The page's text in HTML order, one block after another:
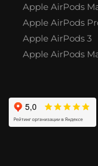
Apple AirPods
Apple AirPods
Apple AirPods 3
Apple AirPods